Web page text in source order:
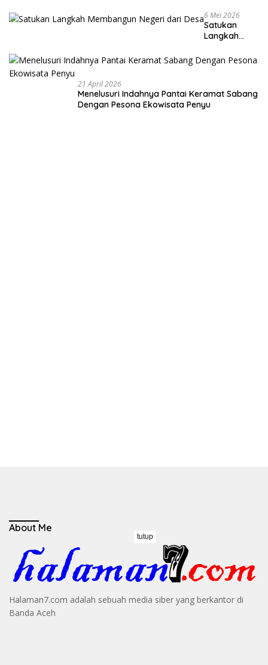
6 Mei 2026
Satukan
Langkah
Negeri dari
Desa
21 April 2026
Menelusuri Indahnya Pantai Keramat Sabang
Dengan Pesona Ekowisata Penyu
About Me
Halaman7.com adalah sebuah media siber yang berkantor di
Banda Aceh
tutup